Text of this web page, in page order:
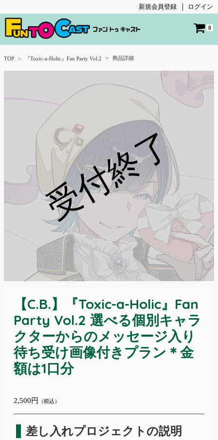
新規会員登録 ログイン
0
TOP 『Toxic-a-Holic』Fan Party Vol.2 商品詳細
受付終了
【C.B.】『Toxic-a-Holic』Fan
Party Vol.2 選べる個別キャラ
クターからのメッセージ入り
待ち受け画像付きプラン＊金
額は1口分
2,500円 （税込）
差し入れプロジェクトの説明